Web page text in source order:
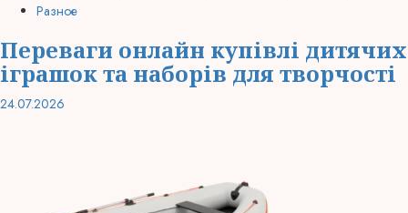
Разное
Переваги онлайн купівлі дитячих
іграшок та наборів для творчості
24.07.2026